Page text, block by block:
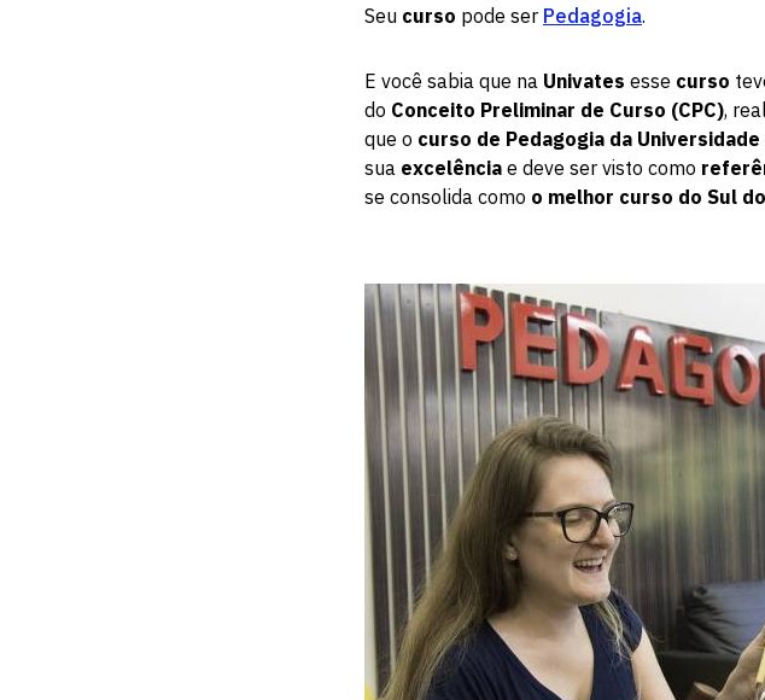
Seu curso pode ser Pedagogia.
E você sabia que na Univates esse curso
do Conceito Preliminar de Curso (CPC),
que o curso de Pedagogia da
sua excelência e deve ser visto como
se consolida como o melhor curso do Sul